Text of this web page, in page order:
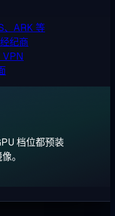
、ARK 等
纪商
VPN
档位都预装
。